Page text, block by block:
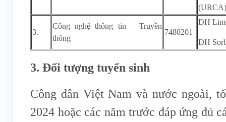
(URCA)
3.
Công nghệ thông tin – Truyền
thông
7480201
ĐH
ĐH
3. Đối tượng tuyển sinh
Công dân Việt Nam và nước ngoài,
2024 hoặc các năm trước đáp ứng đủ